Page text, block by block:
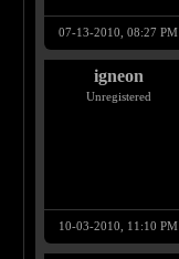
07-13-2010, 08:27 PM
igneon
Unregistered
10-03-2010, 11:10 PM